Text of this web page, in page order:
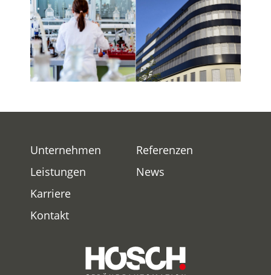
Unternehmen
Leistungen
Referenzen
News
Karriere
Kontakt